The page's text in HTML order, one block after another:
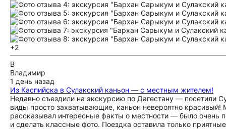
+2
В
Владимир
1 день назад
Из Каспийска в Сулакский каньон — с местным жителем!
Недавно съездили на экскурсию по Дагестану — посетили
виды просто захватывающие, каньон невероятно красивый!
рассказывал интересные факты о местности — было очень
и сделать классные фото. Поездка оставила только